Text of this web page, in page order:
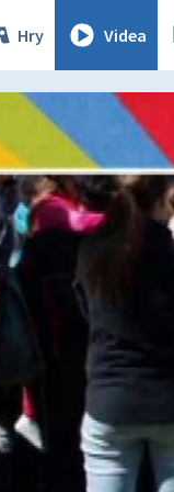
Hry Videa